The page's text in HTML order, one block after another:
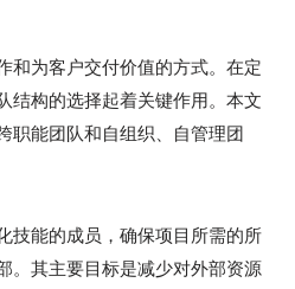
和为客户交付价值的方式。在定
结构的选择起着关键作用。本文
职能团队和自组织、自管理团
技能的成员，确保项目所需的所
。其主要目标是减少对外部资源